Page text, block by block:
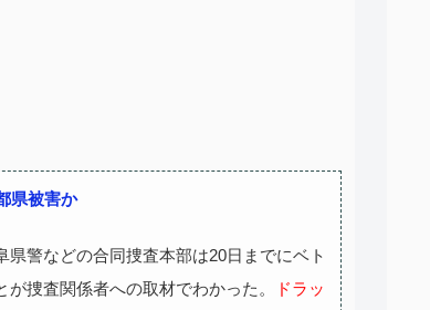
県被害か
警などの合同捜査本部は20日までにベト
捜査関係者への取材でわかった。
ドラッ